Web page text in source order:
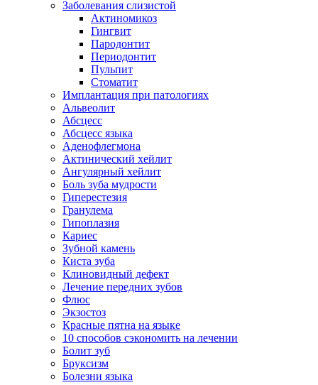
Заболевания слизистой
Актиномикоз
Гингвит
Пародонтит
Периодонтит
Пульпит
Стоматит
Имплантация при патологиях
Альвеолит
Абсцесс
Абсцесс языка
Аденофлегмона
Актинический хейлит
Ангулярный хейлит
Боль зуба мудрости
Гиперестезия
Гранулема
Гипоплазия
Кариес
Зубной камень
Киста зуба
Клиновидный дефект
Лечение передних зубов
Флюс
Экзостоз
Красные пятна на языке
10 способов сэкономить на лечении
Болит зуб
Бруксизм
Болезни языка